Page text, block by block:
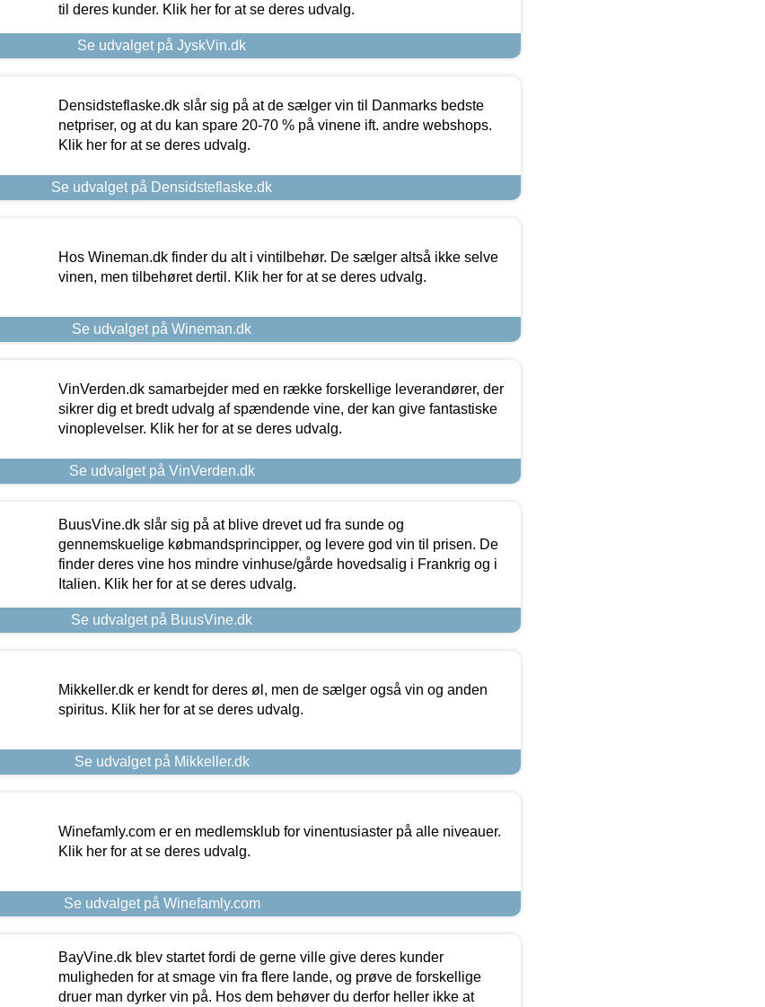
til deres kunder. Klik her for at se deres udvalg.
Se udvalget på JyskVin.dk
Densidsteflaske.dk slår sig på at de sælger vin til Danmarks bedste
netpriser, og at du kan spare 20-70 % på vinene ift. andre webshops.
Klik her for at se deres udvalg.
Se udvalget på Densidsteflaske.dk
Hos Wineman.dk finder du alt i vintilbehør. De sælger altså ikke selve
vinen, men tilbehøret dertil. Klik her for at se deres udvalg.
Se udvalget på Wineman.dk
VinVerden.dk samarbejder med en række forskellige leverandører, der
sikrer dig et bredt udvalg af spændende vine, der kan give fantastiske
vinoplevelser. Klik her for at se deres udvalg.
Se udvalget på VinVerden.dk
BuusVine.dk slår sig på at blive drevet ud fra sunde og
gennemskuelige købmandsprincipper, og levere god vin til prisen. De
finder deres vine hos mindre vinhuse/gårde hovedsalig i Frankrig og i
Italien. Klik her for at se deres udvalg.
Se udvalget på BuusVine.dk
Mikkeller.dk er kendt for deres øl, men de sælger også vin og anden
spiritus. Klik her for at se deres udvalg.
Se udvalget på Mikkeller.dk
Winefamly.com er en medlemsklub for vinentusiaster på alle niveauer.
Klik her for at se deres udvalg.
Se udvalget på Winefamly.com
BayVine.dk blev startet fordi de gerne ville give deres kunder
muligheden for at smage vin fra flere lande, og prøve de forskellige
druer man dyrker vin på. Hos dem behøver du derfor heller ikke at